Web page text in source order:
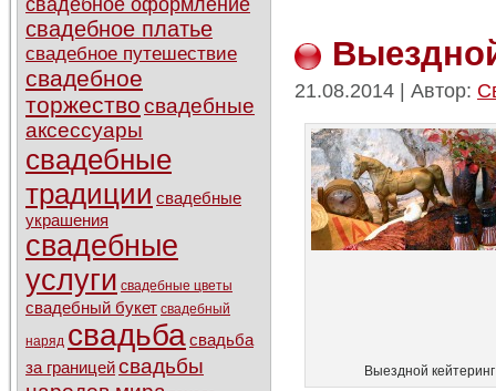
свадебное оформление
свадебное платье
свадебное путешествие
свадебное
торжествосвадебные
аксессуары
свадебные
традиции свадебные
украшения
свадебные
услуги свадебные цветы
свадебный букет свадебный
наряд свадьбасвадьба
за границейсвадьбы
21.08.2014 | Автор:
Выездной